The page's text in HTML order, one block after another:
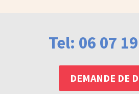
Tel: 06 07
DEMANDE DE